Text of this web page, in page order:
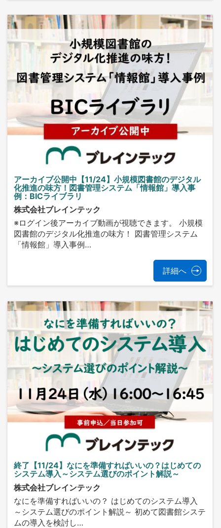
アーカイブ公開中【11/24】小規模図書館のデジタル
化推進の味方！図書管理システム「情報館」導入事
例：BICライブラリ
株式会社ブレインテック
※ログイン後アーカイブ動画が視聴できます。 小規模
図書館のデジタル化推進の味方！ 図書管理システム
「情報館」導入事例…
詳細へ
終了【11/24】なにを準備すればいいの？はじめての
システム導入～システム選びのポイント解説～
株式会社ブレインテック
なにを準備すればいいの？ はじめてのシステム導入
～システム選びのポイント解説～ 初めて図書館システ
ムの導入を検討し…